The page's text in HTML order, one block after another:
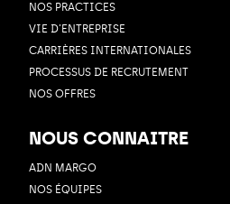
NOS PRACTICES
VIE D’ENTREPRISE
CARRIÈRES INTERNATIONALES
PROCESSUS DE RECRUTEMENT
NOS OFFRES
NOUS CONNAITRE
ADN MARGO
NOS ÉQUIPES